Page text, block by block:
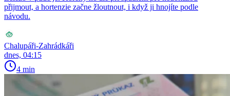
přijmout, a hortenzie začne žloutnout, i když ji hnojíte podle
návodu.
Chalupáři-Zahrádkáři
dnes, 04:15
4 min